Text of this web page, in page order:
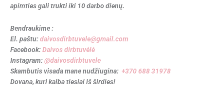
apimties gali trukti iki 10 darbo dienų.
Bendraukime :
El. paštu:daivosdirbtuvele@gmail.com
Facebook:Daivos dirbtuvėlė
Instagram:@daivosdirbtuvele
Skambutis visada mane nudžiugina:+370 688 31978
Dovana, kuri kalba tiesiai iš širdies!